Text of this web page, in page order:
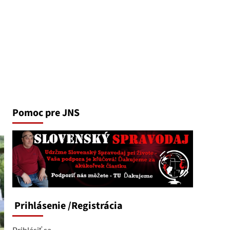
Pomoc pre JNS
Prihlásenie/Registrácia